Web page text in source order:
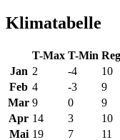
Klimatabelle
T-Max T-Min
Jan 2 -4 10
Feb 4 -3 9
Mar 9 0 9
Apr 14 3 10
Mai 19 7 11